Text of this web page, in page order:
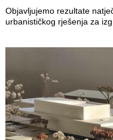
Objavljujemo rezultate
urbanističkog rješenja za